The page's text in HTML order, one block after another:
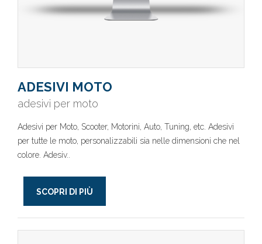
ADESIVI MOTO
adesivi per moto
Adesivi per Moto, Scooter, Motorini, Auto, Tuning, etc. Adesivi
per tutte le moto, personalizzabili sia nelle dimensioni che nel
colore. Adesiv..
SCOPRI DI PIÙ